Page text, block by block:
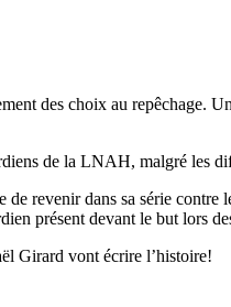
des choix au repêchage.
de la LNAH, malgré les
revenir dans sa série
présent devant le but lors
Girard vont écrire l’histoire!